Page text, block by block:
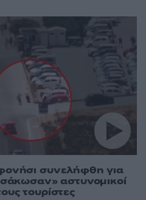
συνελήφθη για
αστυνομικοί
τουρίστες